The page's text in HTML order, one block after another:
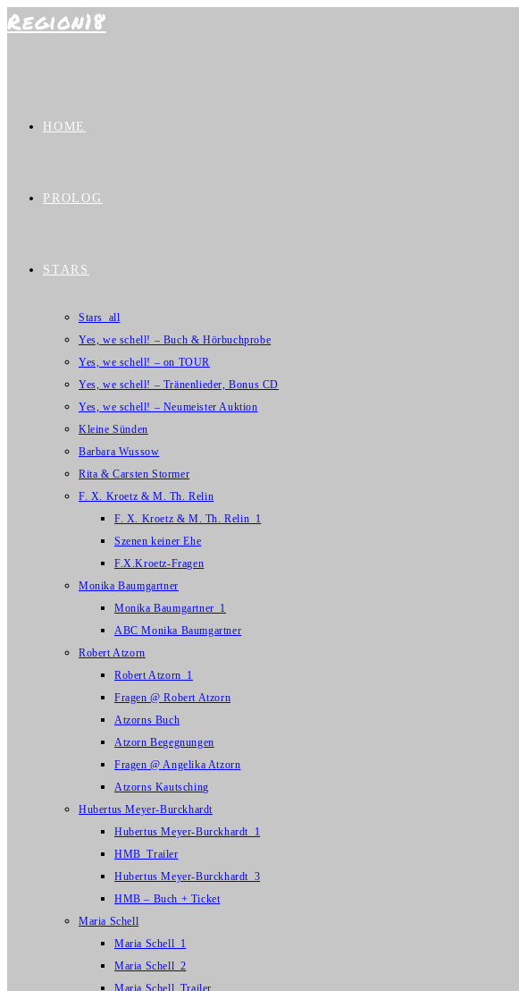
Zum
Region18
HOME
PROLOG
STARS
Stars_all
Yes, we schell! – Buch & Hörbuchprobe
Yes, we schell! – on TOUR
Yes, we schell! – Tränenlieder, Bonus CD
Yes, we schell! – Neumeister Auktion
Kleine Sünden
Barbara Wussow
Rita & Carsten Stormer
F. X. Kroetz & M. Th. Relin
F. X. Kroetz & M. Th. Relin_1
Szenen keiner Ehe
F.X.Kroetz-Fragen
Monika Baumgartner
Monika Baumgartner_1
ABC Monika Baumgartner
Robert Atzorn
Robert Atzorn_1
Fragen @ Robert Atzorn
Atzorns Buch
Atzorn Begegnungen
Fragen @ Angelika Atzorn
Atzorns Kautsching
Hubertus Meyer-Burckhardt
Hubertus Meyer-Burckhardt_1
HMB_Trailer
Hubertus Meyer-Burckhardt_3
HMB – Buch + Ticket
Maria Schell
Maria Schell_1
Maria Schell_2
Maria Schell_Trailer